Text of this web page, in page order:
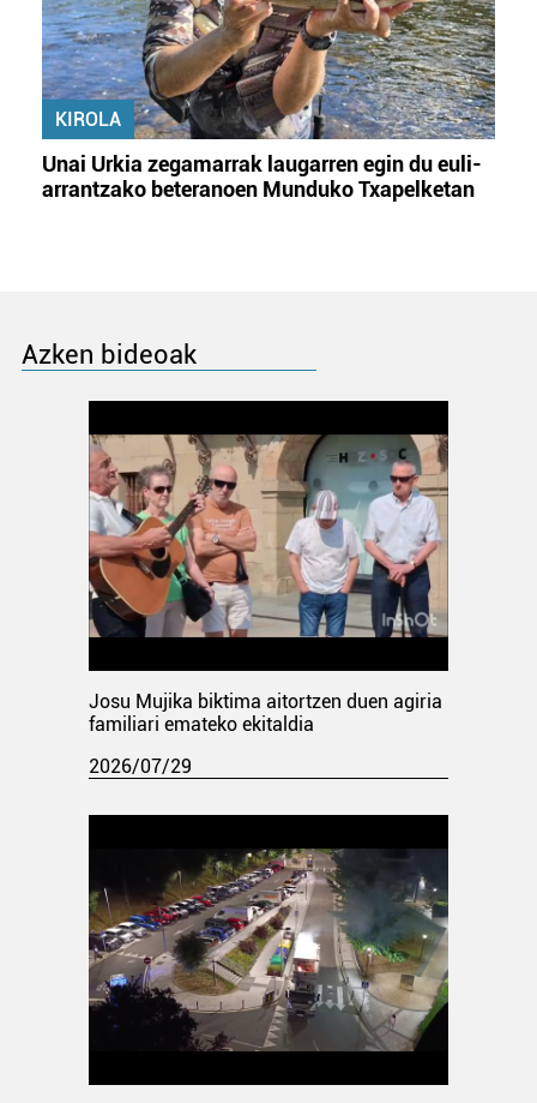
KIROLA
Unai Urkia zegamarrak laugarren egin du euli-
arrantzako beteranoen Munduko Txapelketan
Azken bideoak
Josu Mujika biktima aitortzen duen agiria
familiari emateko ekitaldia
2026/07/29